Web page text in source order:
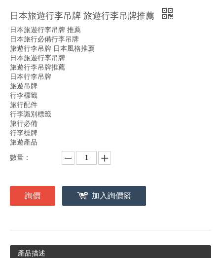
日本旅遊行李吊牌 旅遊行李吊牌推薦
日本旅遊行李吊牌 推薦
日本旅行必備行李吊牌
旅遊行李吊牌 日本風格推薦
日本旅遊行李吊牌
旅遊行李吊牌推薦
日本行李吊牌
旅遊吊牌
行李標籤
旅行配件
行李識別標籤
旅行必備
行李標牌
旅遊產品
數量：
詢價 加入詢價籃
產品描述